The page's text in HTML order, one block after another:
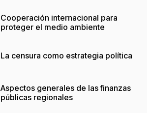
Cooperación internacional para
proteger el medio ambiente
La censura como estrategia política
Aspectos generales de las finanzas
públicas regionales